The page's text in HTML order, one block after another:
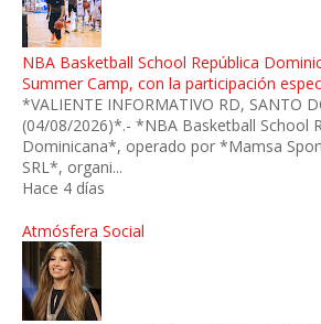
NBA Basketball School República
Summer Camp, con la participación
*VALIENTE INFORMATIVO RD, SANTO
(04/08/2026)*.- *NBA Basketball School
Dominicana*, operado por *Mamsa
SRL*, organi...
Hace 4 días
Atmósfera Social